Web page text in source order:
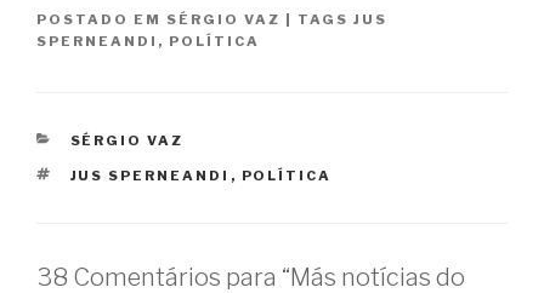
POSTADO EM SÉRGIO VAZ TAGS JUS
SPERNEANDI , POLÍTICA
CATEGORIAS
SÉRGIO VAZ
TAGS
JUS SPERNEANDI , POLÍTICA
38 Comentários para “Más notícias do